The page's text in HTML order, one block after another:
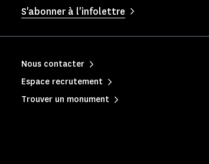
S'abonner à l'infolettre
Nous contacter
Espace recrutement
Trouver un monument